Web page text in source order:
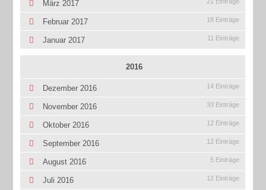
März 2017
Februar 2017 18 Einträge
Januar 2017 11 Einträge
2016
Dezember 2016 14 Einträge
November 2016 33 Einträge
Oktober 2016 12 Einträge
September 2016 12 Einträge
August 2016 5 Einträge
Juli 2016 12 Einträge